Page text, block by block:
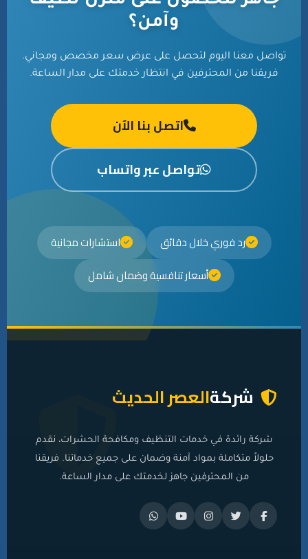
وآمن؟
تواصل معنا اليوم لتحصل على عرض سعر مخصص ومجاني.
فريقنا من المحترفين في انتظار خدمتك على مدار الساعة.
اتصل بنا الآن
تواصل عبر واتساب
رد فوري خلال دقائق
استشارات مجانية
أسعار تنافسية وضمان شامل
شركةالعصر الحديث
شركة رائدة في خدمات التنظيف ومكافحة الحشرات، نقدم
حلولاً متكاملة بمواد آمنة وضمان على جميع خدماتنا. فريقنا
من المحترفين جاهز لخدمتك على مدار الساعة.